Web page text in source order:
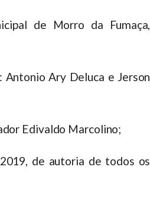
de Morro da Fumaça,
Ary Deluca e Jerson
Edivaldo Marcolino;
de autoria de todos os